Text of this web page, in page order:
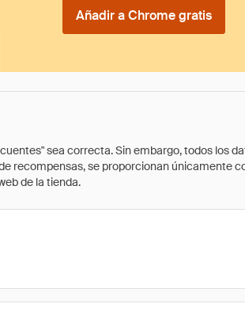
Añadir a Chrome gratis
sea correcta. Sin embargo, todos los
recompensas, se proporcionan únicamente
de la tienda.